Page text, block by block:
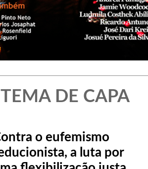
TEMA DE CAPA
o eufemismo
a luta por